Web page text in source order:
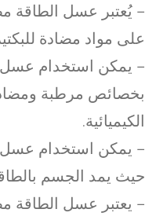
– يُعتبر عسل الطاقة
على مواد مضادة
– يمكن استخدام عسل
بخصائص مرطبة ومضادة
الكيميائية.
– يمكن استخدام عسل
حيث يمد الجسم
– يعتبر عسل الطاقة